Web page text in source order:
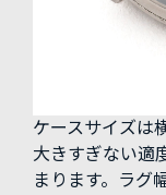
ケースサイズは
大きすぎない適
まります。ラグ